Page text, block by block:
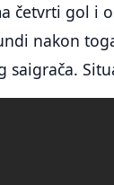
četvrti gol i
nakon
saigrača.